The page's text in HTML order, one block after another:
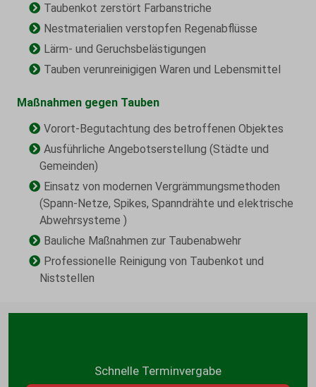
Taubenkot zerstört Farbanstriche
Nestmaterialien verstopfen Regenabflüsse
Lärm- und Geruchsbelästigungen
Tauben verunreinigigen Waren und Lebensmittel
Maßnahmen gegen Tauben
Vorort-Begutachtung des betroffenen Objektes
Ausführliche Angebotserstellung (Städte und
Gemeinden)
Einsatz von modernen Vergrämmungsmethoden
(Spann-Netze, Spikes, Spanndrähte und elektrische
Abwehrsysteme )
Bauliche Maßnahmen zur Taubenabwehr
Professionelle Reinigung von Taubenkot und
Niststellen
Schnelle Terminvergabe